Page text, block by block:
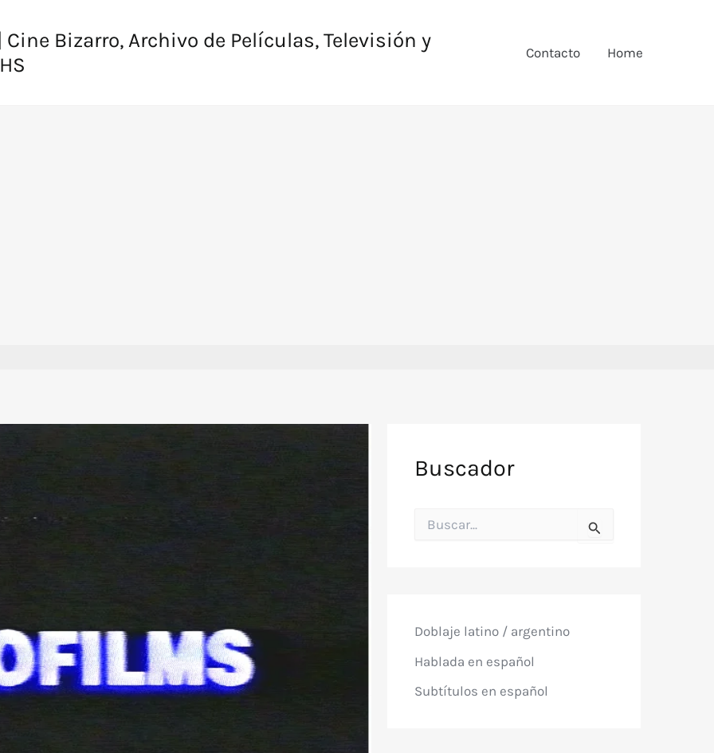
Cine Bizarro, Archivo de Películas, Televisión y
Contacto Home
Buscador
o
:
Doblaje latino / argentino
Hablada en español
Subtítulos en español